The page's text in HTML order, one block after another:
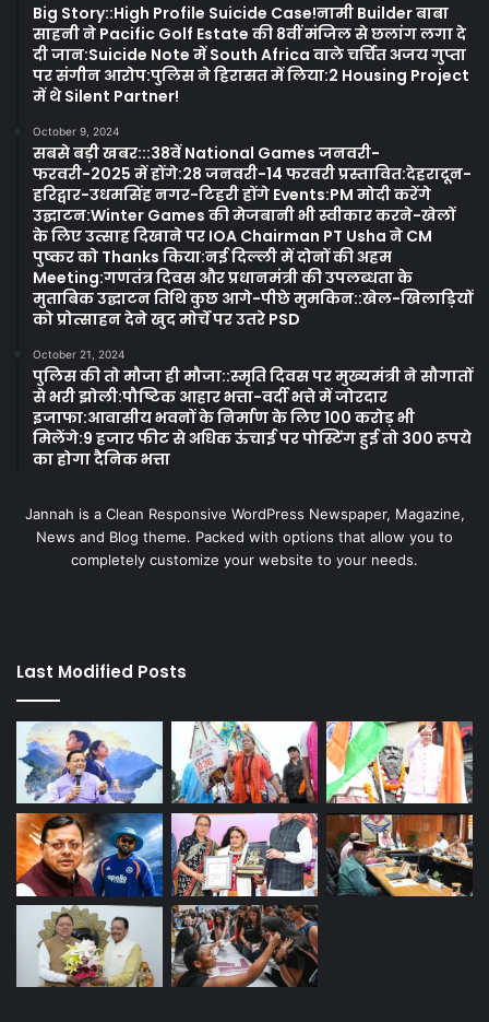
Big Story::High Profile Suicide Case!नामी Builder बाबा
साहनी ने Pacific Golf Estate की 8वीं मंजिल से छलांग लगा दे
दी जान:Suicide Note में South Africa वाले चर्चित अजय गुप्ता
पर संगीन आरोप:पुलिस ने हिरासत में लिया:2 Housing Project
में थे Silent Partner!
October 9, 2024
सबसे बड़ी खबर:::38वें National Games जनवरी-
फरवरी-2025 में होंगे:28 जनवरी-14 फरवरी प्रस्तावित:देहरादून-
हरिद्वार-उधमसिंह नगर-टिहरी होंगे Events:PM मोदी करेंगे
उद्घाटन:Winter Games की मेजबानी भी स्वीकार करने-खेलों
के लिए उत्साह दिखाने पर IOA Chairman PT Usha ने CM
पुष्कर को Thanks किया:नई दिल्ली में दोनों की अहम
Meeting:गणतंत्र दिवस और प्रधानमंत्री की उपलब्धता के
मुताबिक उद्घाटन तिथि कुछ आगे-पीछे मुमकिन::खेल-खिलाड़ियों
को प्रोत्साहन देने खुद मोर्चे पर उतरे PSD
October 21, 2024
पुलिस की तो मौजा ही मौजा::स्मृति दिवस पर मुख्यमंत्री ने सौगातों
से भरी झोली:पौष्टिक आहार भत्ता-वर्दी भत्ते में जोरदार
इजाफा:आवासीय भवनों के निर्माण के लिए 100 करोड़ भी
मिलेंगे:9 हजार फीट से अधिक ऊंचाई पर पोस्टिंग हुई तो 300 रूपये
का होगा दैनिक भत्ता
Jannah is a Clean Responsive WordPress Newspaper, Magazine,
News and Blog theme. Packed with options that allow you to
completely customize your website to your needs.
Last Modified Posts